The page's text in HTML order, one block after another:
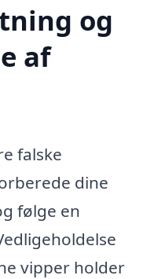
og
af
falske
dine
følge en
vipper holder